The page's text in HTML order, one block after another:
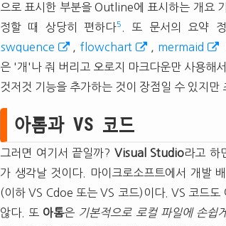
으로 표시한 부분을 Outline에 표시하는 개요
정할 때 상당히 편하다5
. 또 문서의 요약
swquence
flowchart mermaid
은 '개'나 줘 버리고 오로지 마크다운만 사용해
것저것 기능을 추가하는 것이 장점일 수 있지만
아톰과 VS 코드
그러면 여기서 끝일까? Visual Studio라고 하
가 생각날 것이다. 마이크로소프트에서 개발
(이하 VS Cdoe 또는 VS 코드)이다. VS 코드도
않다. 또 아톰은 기본적으로 로컬 파일에 손쉽